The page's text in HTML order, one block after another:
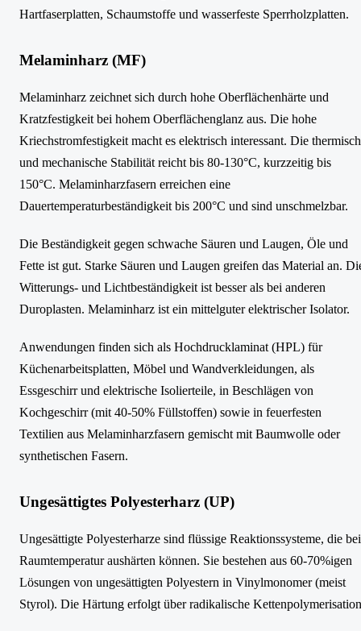
Hartfaserplatten, Schaumstoffe und wasserfeste Sperrholzplatten.
Melaminharz (MF)
Melaminharz zeichnet sich durch hohe Oberflächenhärte und
Kratzfestigkeit bei hohem Oberflächenglanz aus. Die hohe
Kriechstromfestigkeit macht es elektrisch interessant. Die
und mechanische Stabilität reicht bis 80-130°C, kurzzeitig bis
150°C. Melaminharzfasern erreichen eine
Dauertemperaturbeständigkeit bis 200°C und sind unschmelzbar.
Die Beständigkeit gegen schwache Säuren und Laugen, Öle und
Fette ist gut. Starke Säuren und Laugen greifen das Material an.
Witterungs- und Lichtbeständigkeit ist besser als bei anderen
Duroplasten. Melaminharz ist ein mittelguter elektrischer Isolator.
Anwendungen finden sich als Hochdrucklaminat (HPL) für
Küchenarbeitsplatten, Möbel und Wandverkleidungen, als
Essgeschirr und elektrische Isolierteile, in Beschlägen von
Kochgeschirr (mit 40-50% Füllstoffen) sowie in feuerfesten
Textilien aus Melaminharzfasern gemischt mit Baumwolle oder
synthetischen Fasern.
Ungesättigtes Polyesterharz (UP)
Ungesättigte Polyesterharze sind flüssige Reaktionssysteme, die bei
Raumtemperatur aushärten können. Sie bestehen aus 60-70%igen
Lösungen von ungesättigten Polyestern in Vinylmonomer (meist
Styrol). Die Härtung erfolgt über radikalische